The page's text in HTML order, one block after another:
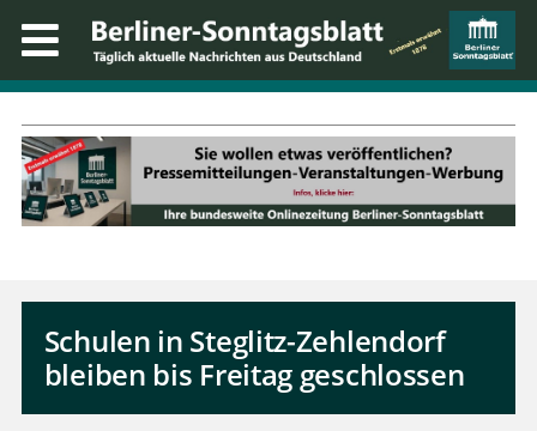
Schulen in Steglitz-Zehlendorf
bleiben bis Freitag geschlossen